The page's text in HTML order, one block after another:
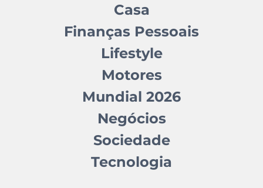
Casa
Finanças Pessoais
Lifestyle
Motores
Mundial 2026
Negócios
Sociedade
Tecnologia